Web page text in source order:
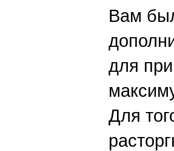
Вам
для
Для